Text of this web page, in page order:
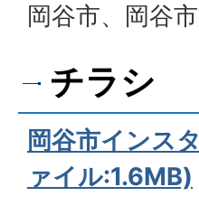
岡谷市、岡谷
チラシ
岡谷市インス
ァイル:1.6MB)